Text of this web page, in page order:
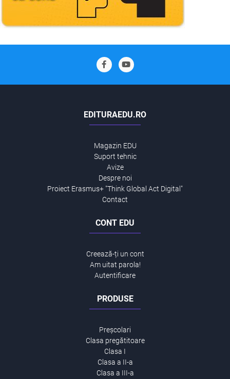
EDITURAEDU.RO
Magazin EDU
Suport tehnic
Avize
Despre noi
Proiect Erasmus+ "Think Global Act Digital"
Contact
CONT EDU
Creează-ți un cont
Am uitat parola!
Autentificare
PRODUSE
Preșcolari
Clasa pregătitoare
Clasa I
Clasa a II-a
Clasa a III-a